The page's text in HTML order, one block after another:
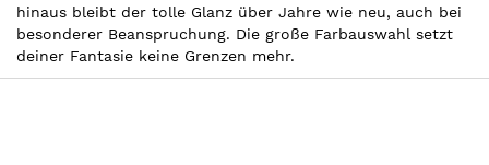
hinaus bleibt der tolle Glanz über Jahre wie neu, auch bei
besonderer Beanspruchung. Die große Farbauswahl setzt
deiner Fantasie keine Grenzen mehr.